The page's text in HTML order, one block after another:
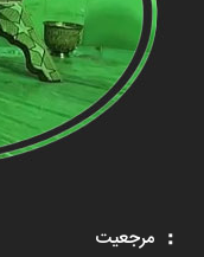
مرجعیت